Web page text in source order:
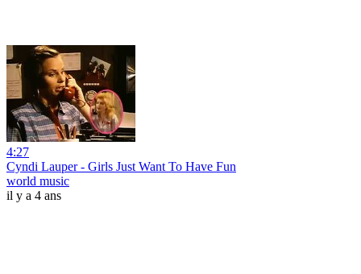
4:27
Cyndi Lauper - Girls Just Want To Have Fun
world music
il y a 4 ans